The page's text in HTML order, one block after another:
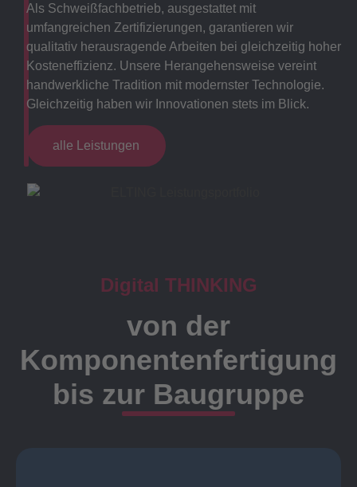
Als Schweißfachbetrieb, ausgestattet mit
umfangreichen Zertifizierungen, garantieren wir
qualitativ herausragende Arbeiten bei gleichzeitig hoher
Kosteneffizienz. Unsere Herangehensweise vereint
handwerkliche Tradition mit modernster Technologie.
Gleichzeitig haben wir Innovationen stets im Blick.
alle Leistungen
Digital THINKING
von der
Komponentenfertigung
bis zur Baugruppe